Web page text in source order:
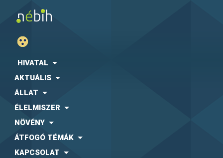
HIVATAL
AKTUÁLIS
ÁLLAT
ÉLELMISZER
NÖVÉNY
ÁTFOGÓ TÉMÁK
KAPCSOLAT